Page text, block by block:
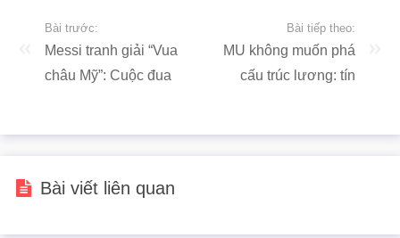
Bài trước:
​Messi tranh giải “Vua
châu Mỹ”: Cuộc đua
Bài tiếp theo:
MU không muốn phá
cấu trúc lương: tín
Bài viết liên quan